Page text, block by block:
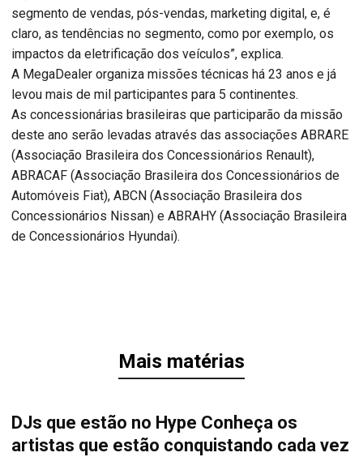
segmento de vendas, pós-vendas, marketing digital, e, é
claro, as tendências no segmento, como por exemplo, os
impactos da eletrificação dos veículos”, explica.
A MegaDealer organiza missões técnicas há 23 anos e já
levou mais de mil participantes para 5 continentes.
As concessionárias brasileiras que participarão da missão
deste ano serão levadas através das associações ABRARE
(Associação Brasileira dos Concessionários Renault),
ABRACAF (Associação Brasileira dos Concessionários de
Automóveis Fiat), ABCN (Associação Brasileira dos
Concessionários Nissan) e ABRAHY (Associação Brasileira
de Concessionários Hyundai).
Mais matérias
DJs que estão no Hype Conheça os
artistas que estão conquistando cada vez